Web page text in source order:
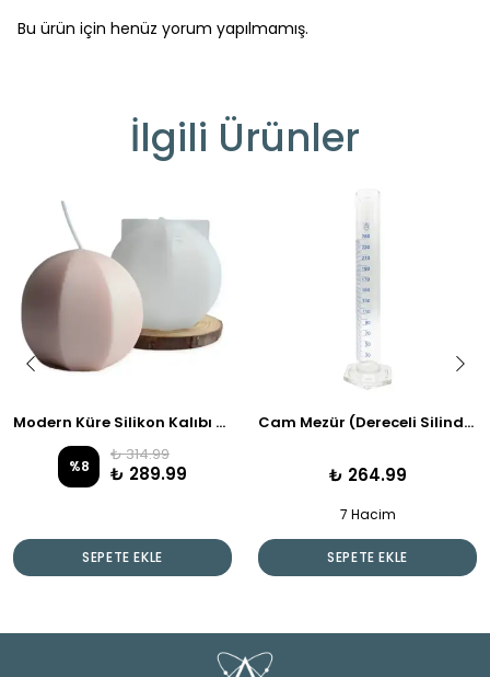
Bu ürün için henüz yorum yapılmamış.
İlgili Ürünler
Modern Küre Silikon Kalıbı - Dekoratif Mum & Sabun Yapımı İçin
%8
₺ 314.99
₺ 289.99
SEPETE EKLE
Cam Mezür (Dereceli Silindir) - Boyut Seçenekleri İle
₺ 264.99
7 Hacim
SEPETE EKLE